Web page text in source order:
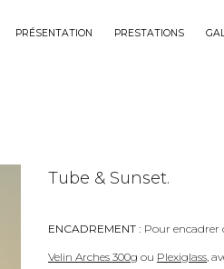
PRÉSENTATION PRESTATIONS
Tube & Sunset.
ENCADREMENT : Pour encadrer
Velin Arches 300g ou Plexiglass,